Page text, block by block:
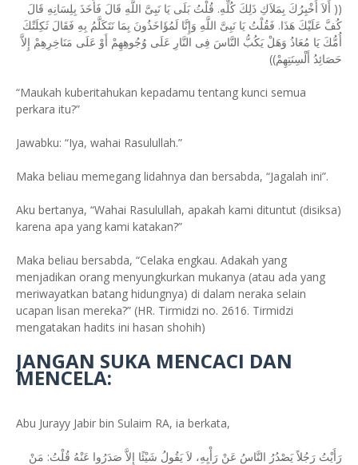
(( أَلاَ أُخْبِرُكَ بِمَلاَكِ ذَلِكَ كُلِّهِ. قُلْتُ بَلَى يَا نَبِىَّ اللَّهِ قَالَ فَأَخَذَ بِلِسَانِهِ قَالَ
كُفَّ عَلَيْكَ هَذَا. فَقُلْتُ يَا نَبِىَّ اللَّهِ وَإِنَّا لَمُؤَاخَذُونَ بِمَا نَتَكَلَّمُ بِهِ فَقَالَ ثَكِلَتْكَ
أُمُّكَ يَا مُعَاذُ وَهَلْ يَكُبُّ النَّاسَ فِى النَّارِ عَلَى وُجُوهِهِمْ أَوْ عَلَى مَنَاخِرِهِمْ إِلاَّ
حَصَائِدُ أَلْسِنَتِهِمْ))
“Maukah kuberitahukan kepadamu tentang kunci semua
perkara itu?”
Jawabku: “Iya, wahai Rasulullah.”
Maka beliau memegang lidahnya dan bersabda, “Jagalah ini”.
Aku bertanya, “Wahai Rasulullah, apakah kami dituntut (disiksa)
karena apa yang kami katakan?”
Maka beliau bersabda, “Celaka engkau. Adakah yang
menjadikan orang menyungkurkan mukanya (atau ada yang
meriwayatkan batang hidungnya) di dalam neraka selain
ucapan lisan mereka?” (HR. Tirmidzi no. 2616. Tirmidzi
mengatakan hadits ini hasan shohih)
JANGAN SUKA MENCACI DAN
MENCELA:
Abu Jurayy Jabir bin Sulaim RA, ia berkata,
رَأَيْتُ رَجُلاً يَصْدُرُ النَّاسُ عَنْ رَأْيِهِ، لاَ يَقُولُ شَيْئًا إِلاَّ صَدَرُوا عَنْهُ قُلْتُ: مَنْ